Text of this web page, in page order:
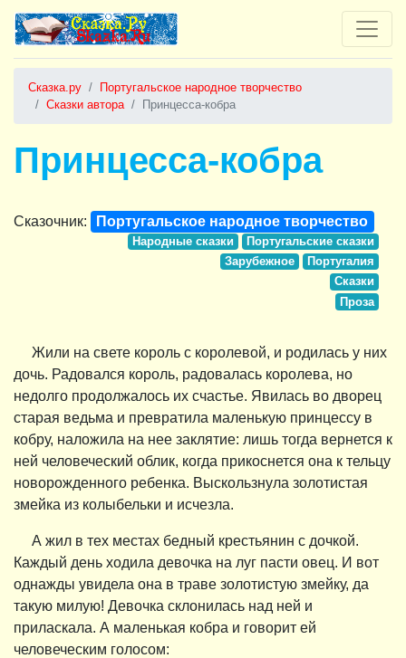
Сказка.ру
Португальское народное творчество
Сказки автора
Принцесса-кобра
Принцесса-кобра
Сказочник: Португальское народное творчество
Народные сказки
Португальские сказки
Зарубежное
Португалия
Сказки
Проза
Жили на свете король с королевой, и родилась у них
дочь. Радовался король, радовалась королева, но
недолго продолжалось их счастье. Явилась во дворец
старая ведьма и превратила маленькую принцессу в
кобру, наложила на нее заклятие: лишь тогда вернется к
ней человеческий облик, когда прикоснется она к тельцу
новорожденного ребенка. Выскользнула золотистая
змейка из колыбельки и исчезла.
А жил в тех местах бедный крестьянин с дочкой.
Каждый день ходила девочка на луг пасти овец. И вот
однажды увидела она в траве золотистую змейку, да
такую милую! Девочка склонилась над ней и
приласкала. А маленькая кобра и говорит ей
человеческим голосом: